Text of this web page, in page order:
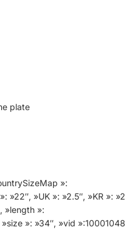
plate
»:
»22″, »UK »: »2.5″, »KR »: »2
»length »:
»: »34″, »vid »:10001048